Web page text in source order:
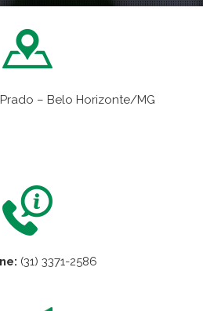
– Belo Horizonte/MG
(31) 3371-2586